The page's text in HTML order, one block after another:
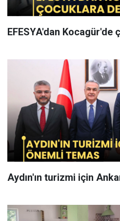
EFESYA'dan
Aydın'ın turizmi için